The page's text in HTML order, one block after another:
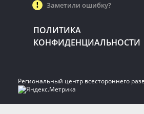
Заметили ошибку?
ПОЛИТИКА
КОНФИДЕНЦИАЛЬНОСТИ
Региональный центр всестороннего